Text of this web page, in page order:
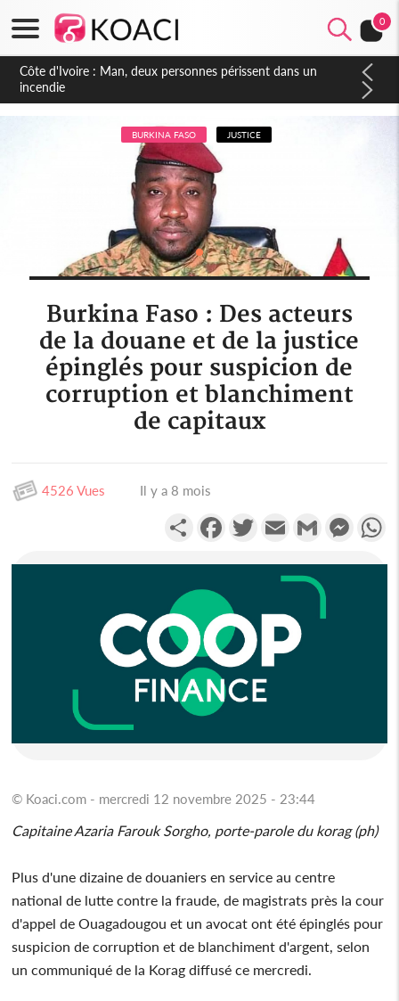
0
Côte d'Ivoire : Séileu, la célébration de la fête nationale
transformée en vaste campagne contre les produits
dépigmentants dangereux
BURKINA FASO JUSTICE
Burkina Faso : Des acteurs
de la douane et de la justice
épinglés pour suspicion de
corruption et blanchiment
de capitaux
4526 Vues Il y a 8 mois
PartagerFacebookTwitterEmail Gmail
© Koaci.com - mercredi 12 novembre 2025 - 23:44
Capitaine Azaria Farouk Sorgho, porte-parole du korag (ph)
Plus d'une dizaine de douaniers en service au centre
national de lutte contre la fraude, de magistrats près la cour
d'appel de Ouagadougou et un avocat ont été épinglés pour
suspicion de corruption et de blanchiment d'argent, selon
un communiqué de la Korag diffusé ce mercredi.